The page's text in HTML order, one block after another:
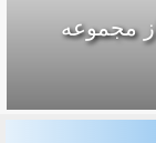
مجموعه